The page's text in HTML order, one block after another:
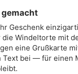
Geschenk
Windeltorte mit
eine Grußkarte
Text bei — für einen